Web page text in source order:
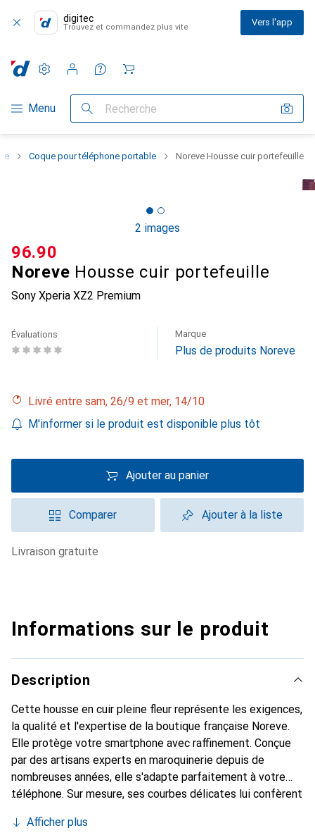
digitec
Trouvez et commandez plus vite Vers l'app
Navigation par catégorie
Menu Recherche
Paramètres
Compte client
Listes de comparaison
Listes d'envies
Panier
Coque pour téléphone portable Noreve Housse cuir portefeuille
2 images
Noreve Housse cuir portefeuille
Sony Xperia XZ2 Premium
CHF
96.90
Évaluations Marque
Plus de produits Noreve
Livré entre sam, 26/9 et mer, 14/10
M'informer si le produit est disponible plus tôt
Ajouter au panier
Comparer Ajouter à la liste
livraison gratuite
Informations sur le produit
Description
Cette housse en cuir pleine fleur représente les exigences,
la qualité et l'expertise de la boutique française Noreve.
Elle protège votre smartphone avec raffinement. Conçue
par des artisans experts en maroquinerie depuis de
nombreuses années, elle s'adapte parfaitement à votre
téléphone. Sur mesure, ses courbes délicates lui confèrent
élégant et indispensable de votre smartphone.
Afficher plus